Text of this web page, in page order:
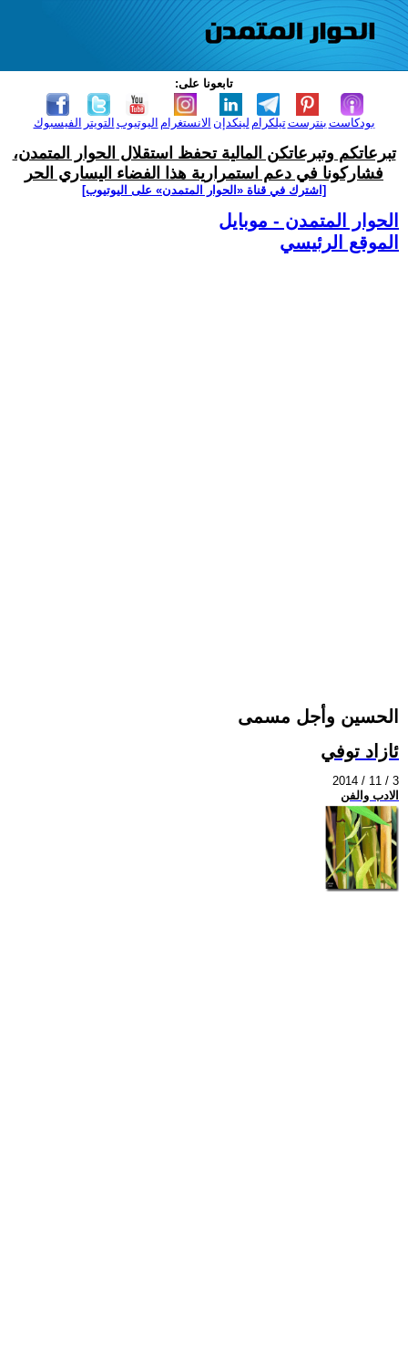
تابعونا على:
الفيسبوك التويتر اليوتيوب الانستغرام لينكدإن تيلكرامبنترست بودكاست
تبرعاتكم وتبرعاتكن المالية تحفظ استقلال الحوار المتمدن،
فشاركونا في دعم استمرارية هذا الفضاء اليساري الحر
[اشترك في قناة ‫«الحوار المتمدن» على اليوتيوب]
الحوار المتمدن - موبايل
الموقع الرئيسي
الحسين وأجل مسمى
ئازاد توفي
2014 / 11 / 3
الادب والفن